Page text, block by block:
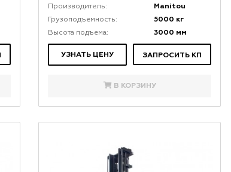
Производитель:
Manitou
Грузоподъемность: 5000 кг
Высота подъема: 3000 мм
УЗНАТЬ ЦЕНУ ЗАПРОСИТЬ КП
В КОРЗИНУ